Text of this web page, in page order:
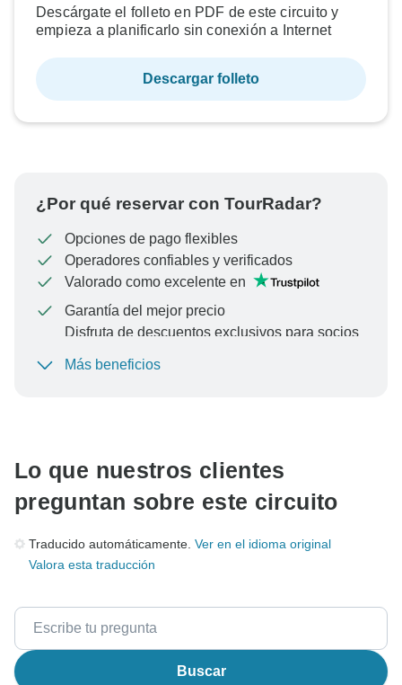
Descárgate el folleto en PDF de este circuito y
empieza a planificarlo sin conexión a Internet
Descargar folleto
¿Por qué reservar con TourRadar?
Opciones de pago flexibles
Operadores confiables y verificados
Valorado como excelente en
Garantía del mejor precio
Disfruta de descuentos exclusivos para socios
Más beneficios
Lo que nuestros clientes
preguntan sobre este circuito
Traducido automáticamente. Ver en el idioma original
Valora esta traducción
Buscar